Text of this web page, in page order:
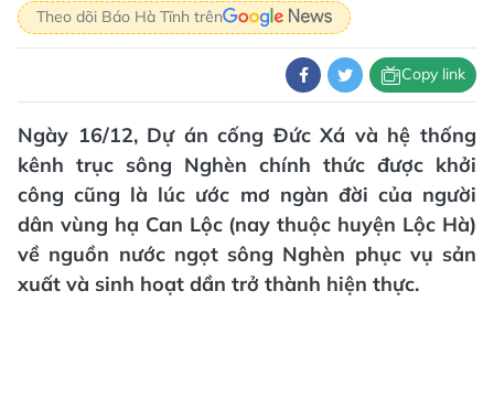
Theo dõi Báo Hà Tĩnh trên
Copy link
Ngày 16/12, Dự án cống Đức Xá và hệ thống
kênh trục sông Nghèn chính thức được khởi
công cũng là lúc ước mơ ngàn đời của người
dân vùng hạ Can Lộc (nay thuộc huyện Lộc Hà)
về nguồn nước ngọt sông Nghèn phục vụ sản
xuất và sinh hoạt dần trở thành hiện thực.